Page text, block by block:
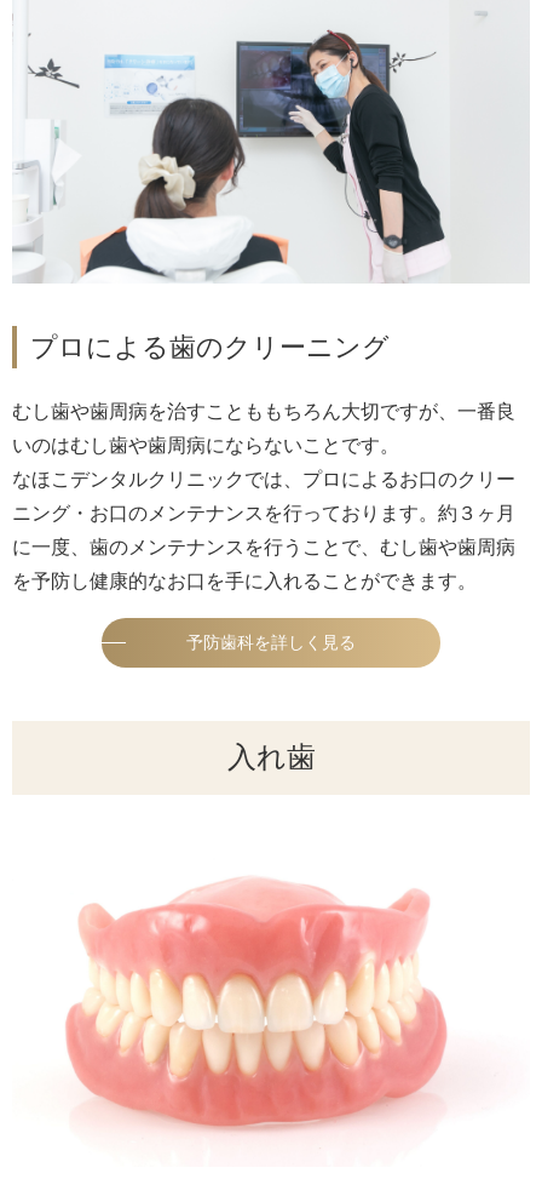
プロによる歯のクリーニング
むし歯や歯周病を治すことももちろん大切ですが、一番良
いのはむし歯や歯周病にならないことです。
なほこデンタルクリニックでは、プロによるお口のクリー
ニング・お口のメンテナンスを行っております。約３ヶ月
に一度、歯のメンテナンスを行うことで、むし歯や歯周病
を予防し健康的なお口を手に入れることができます。
予防歯科を詳しく見る
入れ歯